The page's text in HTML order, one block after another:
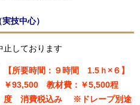
技中心）
しております
【所要時間：９時間 1.5ｈ×６】
￥93,500 教材費：￥5,500程
度 消費税込み ※ドレープ別途